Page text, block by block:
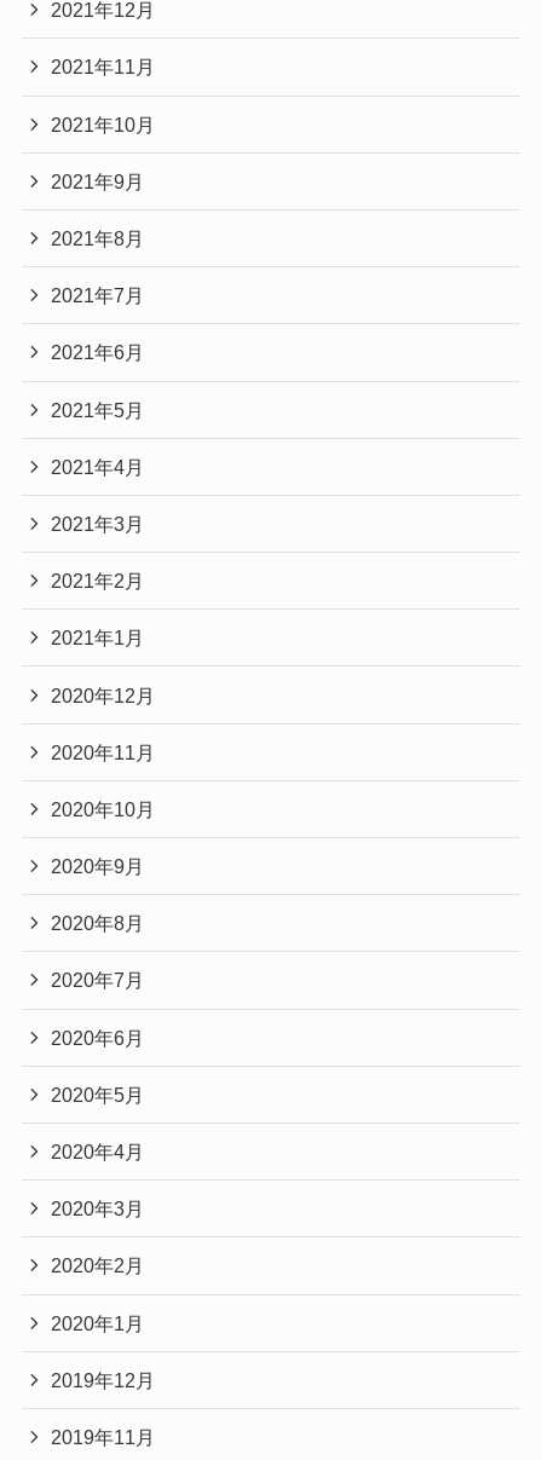
2021年12月
2021年11月
2021年10月
2021年9月
2021年8月
2021年7月
2021年6月
2021年5月
2021年4月
2021年3月
2021年2月
2021年1月
2020年12月
2020年11月
2020年10月
2020年9月
2020年8月
2020年7月
2020年6月
2020年5月
2020年4月
2020年3月
2020年2月
2020年1月
2019年12月
2019年11月